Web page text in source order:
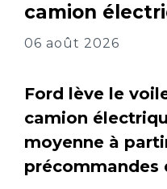
camion
06 août 2026
Ford lève le
camion
moyenne à
précommandes